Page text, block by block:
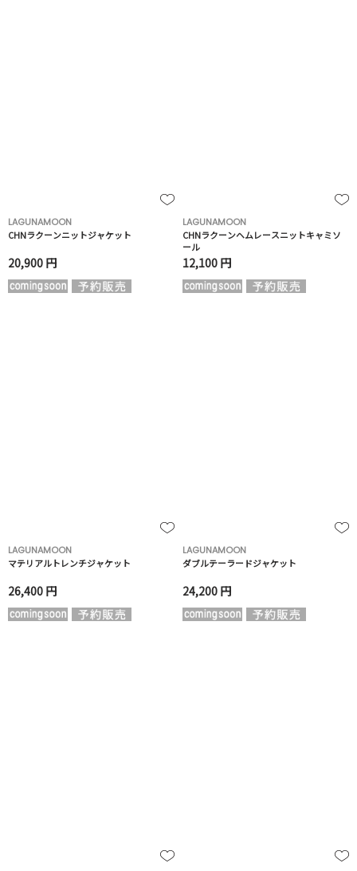
LAGUNAMOON
CHNラクーンニットジャケット
20,900 円
LAGUNAMOON
CHNラクーンヘムレースニットキャミソ
ール
12,100 円
LAGUNAMOON
マテリアルトレンチジャケット
26,400 円
LAGUNAMOON
ダブルテーラードジャケット
24,200 円